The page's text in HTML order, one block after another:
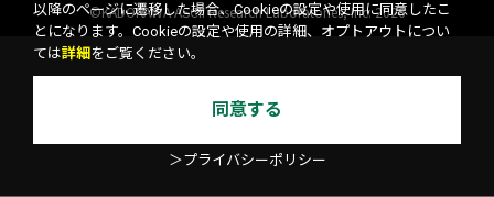
©KADOKAWA ASCII Research Laboratories, Inc. 2026
以降のページに遷移した場合、Cookieの設定や使用に同意したこ
とになります。Cookieの設定や使用の詳細、オプトアウトについ
ては詳細 をご覧ください。
同意する
＞プライバシーポリシー